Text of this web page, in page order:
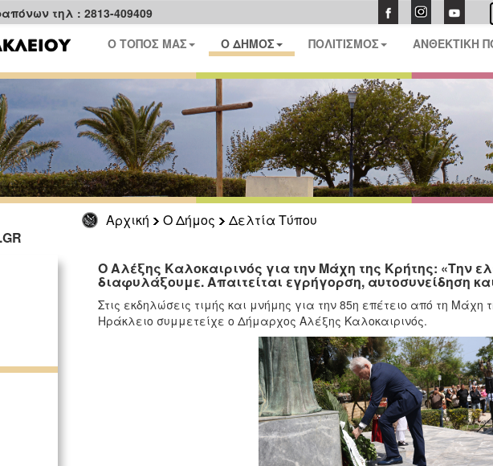
τηλ : 2813-409409
Ο ΤΟΠΟΣ ΜΑΣ Ο ΔΗΜΟΣ ΠΟΛΙΤΙΣΜΟΣ ΑΝΘΕΚΤΙΚΗ
Αρχική Ο Δήμος
Δελτία Τύπου
Ο Αλέξης Καλοκαιρινός για την Μάχη της Κρήτης: «Την
διαφυλάξουμε. Απαιτείται εγρήγορση, αυτοσυνείδηση
Στις εκδηλώσεις τιμής και μνήμης για την 85η επέτειο από τη Μάχη
Ηράκλειο συμμετείχε ο Δήμαρχος Αλέξης Καλοκαιρινός.